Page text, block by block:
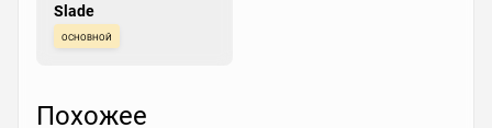
Slade
основной
Похожее